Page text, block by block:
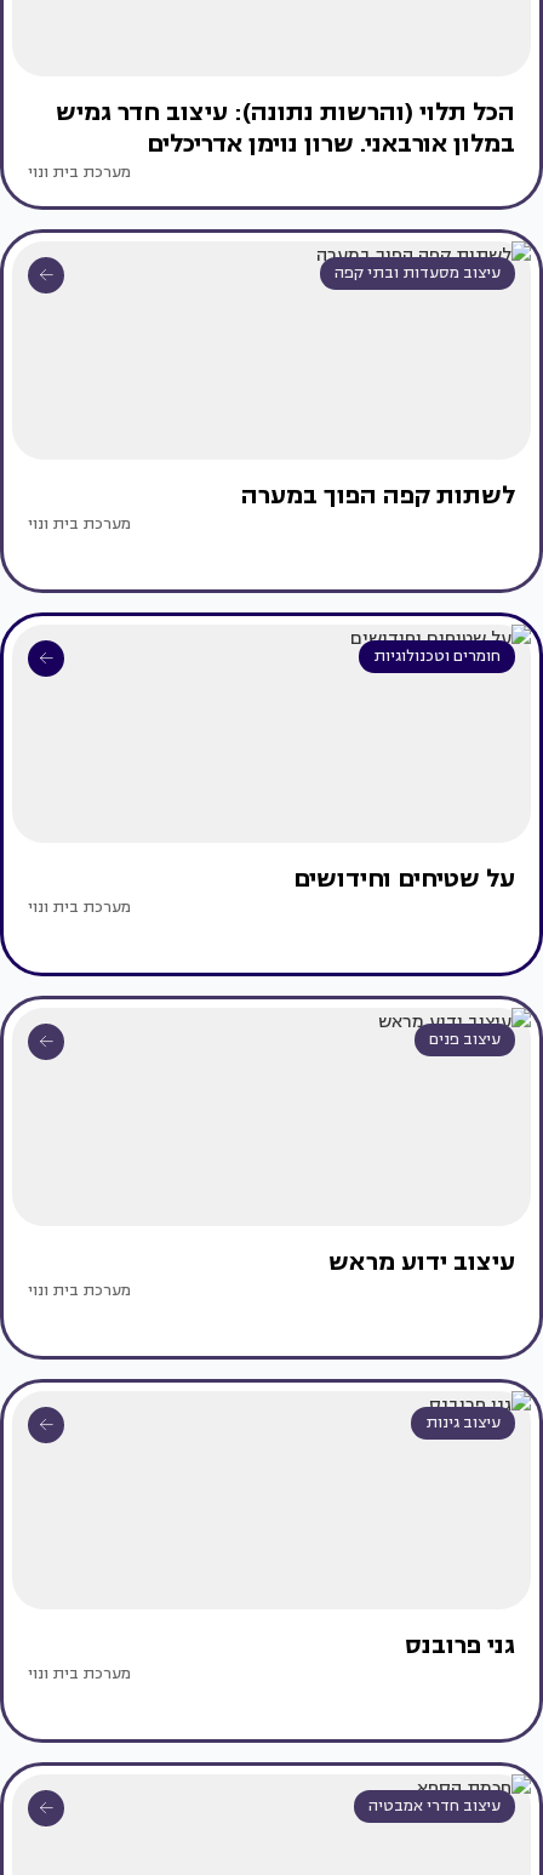
הכל תלוי (והרשות נתונה): עיצוב חדר גמיש
במלון אורבאני. שרון נוימן אדריכלים
מערכת בית ונוי
עיצוב מסעדות ובתי קפה
לשתות קפה הפוך במערה
מערכת בית ונוי
חומרים וטכנולוגיות
על שטיחים וחידושים
מערכת בית ונוי
עיצוב פנים
עיצוב ידוע מראש
מערכת בית ונוי
עיצוב גינות
גני פרובנס
מערכת בית ונוי
עיצוב חדרי אמבטיה